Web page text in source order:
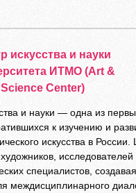
и науки — одна из
к изучению и
искусства в России.
исследователей
специалистов, создавая
междисциплинарного
искусства и науки
ИТМО (Art &
Science Center)